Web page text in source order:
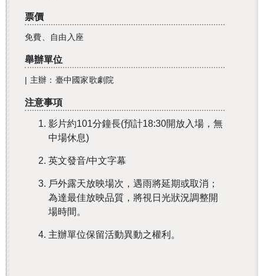
票價
免費、自由入座
舉辦單位
| 主辦：臺中國家歌劇院
注意事項
影片約101分鐘長(預計18:30開放入場，無
中場休息)
英文發音/中文字幕
戶外露天放映場次，遇雨將延期或取消；
為達最佳放映品質，將視日光狀況調整開
場時間。
主辦單位保留活動異動之權利。